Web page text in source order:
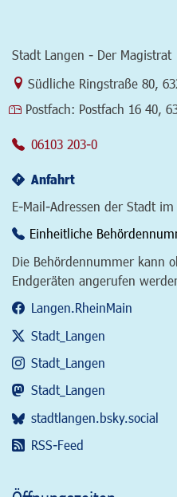
Stadt Langen - Der Magistrat
Link zur Google-Maps
Südliche Ringstraße 80
Postfach: Postfach 16 40,
06103 203-0
Anfahrt
E-Mail-Adressen der Stadt im
Einheitliche
Die Behördennummer kann
Endgeräten angerufen
Langen.RheinMain
Stadt_Langen
Stadt_Langen
Stadt_Langen
stadtlangen.bsky.social
RSS-Feed